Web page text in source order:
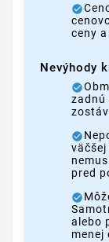
ceny
Nevýhody
zadnú
väčšej
pred
alebo
menej